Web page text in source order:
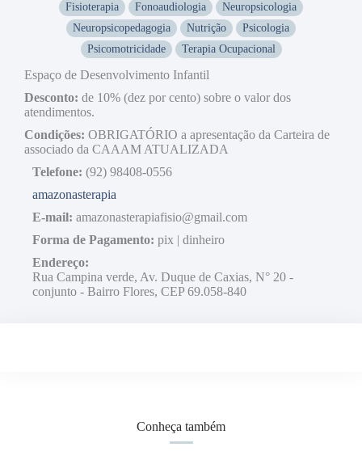
Fisioterapia Fonoaudiologia
Neuropsicologia
Neuropsicopedagogia
Nutrição
Psicologia
Psicomotricidade
Terapia Ocupacional
Espaço de Desenvolvimento Infantil
Desconto: de 10% (dez por cento) sobre o valor dos
atendimentos.
Condições: OBRIGATÓRIO a apresentação da Carteira de
associado da CAAAM ATUALIZADA
Telefone: (92) 98408-0556
amazonasterapia
E-mail: amazonasterapiafisio@gmail.com
Forma de Pagamento: pix | dinheiro
Endereço:
Rua Campina verde, Av. Duque de Caxias, N° 20 -
conjunto - Bairro Flores, CEP 69.058-840
Conheça também